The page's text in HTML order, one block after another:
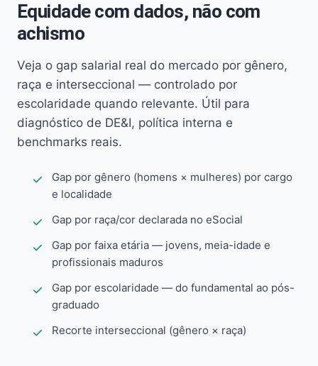
Equidade com dados, não com
achismo
Veja o gap salarial real do mercado por gênero,
raça e interseccional — controlado por
escolaridade quando relevante. Útil para
diagnóstico de DE&I, política interna e
benchmarks reais.
Gap por gênero (homens × mulheres) por cargo
e localidade
Gap por raça/cor declarada no eSocial
Gap por faixa etária — jovens, meia-idade e
profissionais maduros
Gap por escolaridade — do fundamental ao pós-
graduado
Recorte interseccional (gênero × raça)